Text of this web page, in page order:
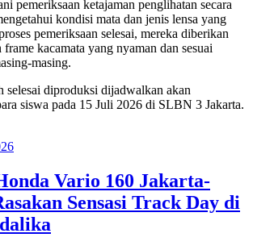
pemeriksaan ketajaman penglihatan secara
kondisi mata dan jenis lensa yang
pemeriksaan selesai, mereka diberikan
kacamata yang nyaman dan sesuai
masing.
selesai diproduksi dijadwalkan akan
siswa pada 15 Juli 2026 di SLBN 3 Jakarta.
Vario 160 Jakarta-
Sensasi Track Day di